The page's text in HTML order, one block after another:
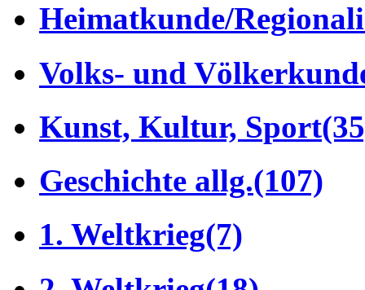
Heimatkunde/
Volks- und
Kunst, Kultur, Sport
Geschichte allg.(107)
1. Weltkrieg(7)